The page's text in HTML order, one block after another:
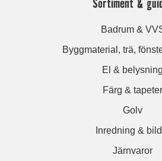
Badrum &
Byggmaterial, trä,
El & belysning
Färg & tapeter
Golv
Inredning &
Järnvaror